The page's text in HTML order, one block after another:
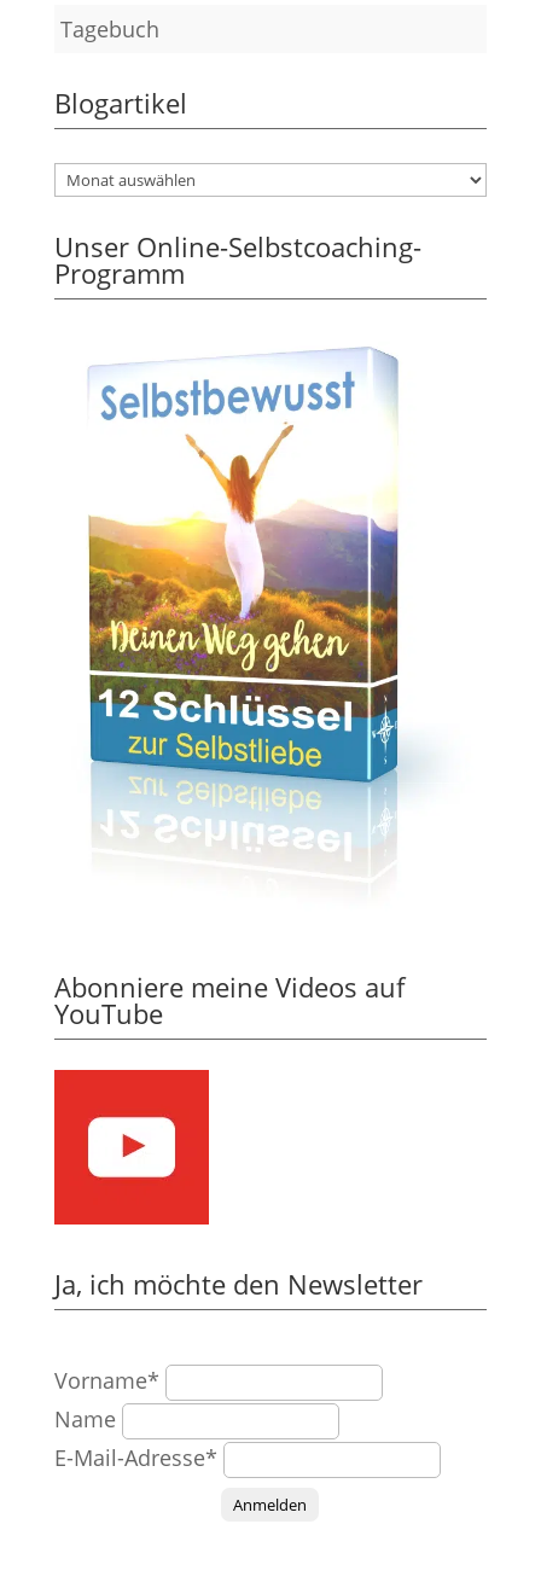
Tagebuch
Blogartikel
Unser Online-Selbstcoaching-
Programm
Abonniere meine Videos auf
YouTube
Ja, ich möchte den Newsletter
Vorname*
Name
E-Mail-Adresse*
Anmelden